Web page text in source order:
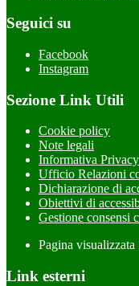
Seguici su
Facebook
Instagram
Sezione Link Utili
Cookie policy
Note legali
Informativa Privacy
Ufficio Relazioni
Dichiarazione di
Obiettivi di
Gestione consensi
Pagina visualizzata
Link esterni